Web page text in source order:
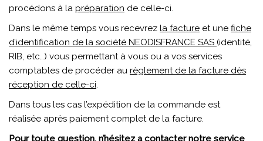
procédons à la préparation de celle-ci.
Dans le même temps vous recevrez la facture et une fiche
d’identification de la société NEODISFRANCE SAS (identité,
RIB, etc…) vous permettant à vous ou a vos services
comptables de procéder au règlement de la facture dès
réception de celle-ci.
Dans tous les cas l’expédition de la commande est
réalisée après paiement complet de la facture.
Pour toute question, n’hésitez a contacter notre service